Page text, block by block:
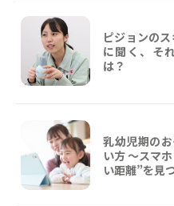
ピジョンの
に聞く、そ
は？
乳幼児期の
い方 ～スマ
い距離”を見